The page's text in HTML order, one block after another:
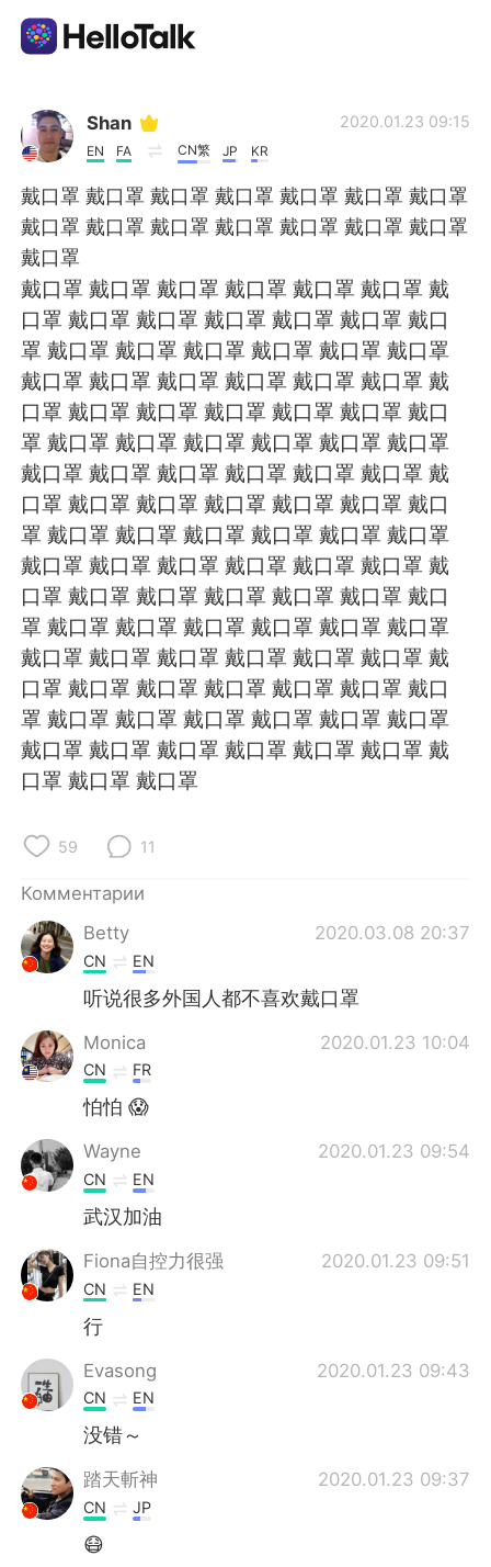
Приложение для Языкового Обмена
AI Grammar Checker
Русский
English 简体中文
繁體中文 Español
العربية Français
Deutsch 日本語
한국어 ไทย
Indonesia Italiano
Türkçe Tiếng Việt
Português
Shan
EN FA CN繁 JP KR
2020.01.23 09:15
戴口罩 戴口罩 戴口罩 戴口罩 戴口罩 戴口罩 戴口罩
戴口罩 戴口罩 戴口罩 戴口罩 戴口罩 戴口罩 戴口罩
戴口罩
戴口罩 戴口罩 戴口罩 戴口罩 戴口罩 戴口罩 戴
口罩 戴口罩 戴口罩 戴口罩 戴口罩 戴口罩 戴口
罩 戴口罩 戴口罩 戴口罩 戴口罩 戴口罩 戴口罩
戴口罩 戴口罩 戴口罩 戴口罩 戴口罩 戴口罩 戴
口罩 戴口罩 戴口罩 戴口罩 戴口罩 戴口罩 戴口
罩 戴口罩 戴口罩 戴口罩 戴口罩 戴口罩 戴口罩
戴口罩 戴口罩 戴口罩 戴口罩 戴口罩 戴口罩 戴
口罩 戴口罩 戴口罩 戴口罩 戴口罩 戴口罩 戴口
罩 戴口罩 戴口罩 戴口罩 戴口罩 戴口罩 戴口罩
戴口罩 戴口罩 戴口罩 戴口罩 戴口罩 戴口罩 戴
口罩 戴口罩 戴口罩 戴口罩 戴口罩 戴口罩 戴口
罩 戴口罩 戴口罩 戴口罩 戴口罩 戴口罩 戴口罩
戴口罩 戴口罩 戴口罩 戴口罩 戴口罩 戴口罩 戴
口罩 戴口罩 戴口罩 戴口罩 戴口罩 戴口罩 戴口
罩 戴口罩 戴口罩 戴口罩 戴口罩 戴口罩 戴口罩
戴口罩 戴口罩 戴口罩 戴口罩 戴口罩 戴口罩 戴
口罩 戴口罩 戴口罩
59 11
Комментарии
Betty
2020.03.08 20:37
CN EN
听说很多外国人都不喜欢戴口罩
Monica 2020.01.23 10:04
CN FR
怕怕 😱
Wayne 2020.01.23 09:54
CN EN
武汉加油
Fiona自控力很强 2020.01.23 09:51
CN EN
行
Evasong 2020.01.23 09:43
CN EN
没错～
踏天斬神 2020.01.23 09:37
CN JP
😷